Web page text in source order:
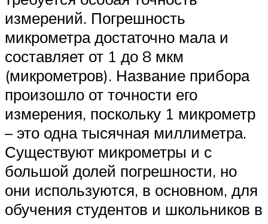
измерений. Погрешность
микрометра достаточно мала и
составляет от 1 до 8 мкм
(микрометров). Название прибора
произошло от точности его
измерения, поскольку 1 микрометр
– это одна тысячная миллиметра.
Существуют микрометры и с
большой долей погрешности, но
они используются, в основном, для
обучения студентов и школьников в